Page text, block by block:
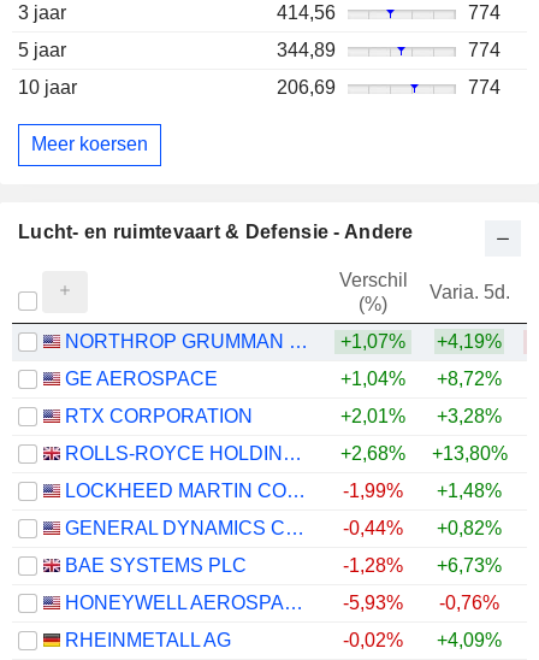
3 jaar
414,56
774
5 jaar
344,89
774
10 jaar
206,69 774
Meer koersen
Lucht- en ruimtevaart & Defensie - Andere
Verschil
(%)
Varia. 5d.
NORTHROP GRUMMAN CORPORATION +1,07% +4,19%
GE AEROSPACE
+1,04% +8,72%
RTX CORPORATION
+2,01% +3,28%
ROLLS-ROYCE HOLDINGS PLC
+2,68% +13,80%
LOCKHEED MARTIN CORPORATION
-1,99% +1,48%
GENERAL DYNAMICS CORPORATION
-0,44% +0,82%
BAE SYSTEMS PLC
-1,28% +6,73%
HONEYWELL AEROSPACE INC.
-5,93%
-0,76%
RHEINMETALL AG
-0,02% +4,09%